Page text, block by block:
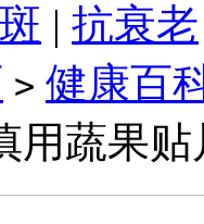
| 抗衰老
> 健康百
用蔬果贴